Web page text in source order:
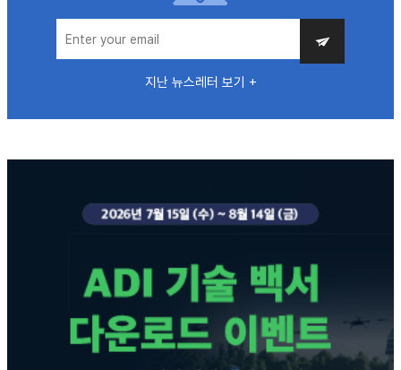
지난 뉴스레터 보기 +